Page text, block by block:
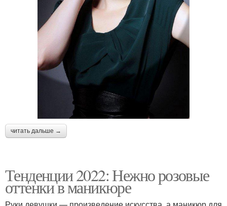
читать дальше →
Тенденции 2022: Нежно розовые
оттенки в маникюре